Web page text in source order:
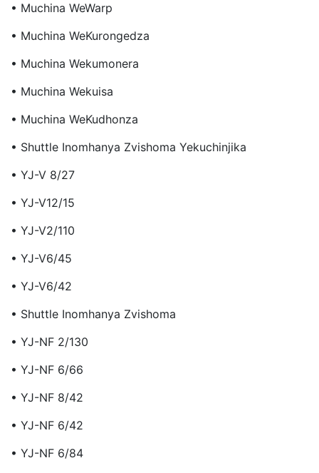
• Muchina WeWarp
• Muchina WeKurongedza
• Muchina Wekumonera
• Muchina Wekuisa
• Muchina WeKudhonza
• Shuttle Inomhanya Zvishoma Yekuchinjika
• YJ-V 8/27
• YJ-V12/15
• YJ-V2/110
• YJ-V6/45
• YJ-V6/42
• Shuttle Inomhanya Zvishoma
• YJ-NF 2/130
• YJ-NF 6/66
• YJ-NF 8/42
• YJ-NF 6/42
• YJ-NF 6/84